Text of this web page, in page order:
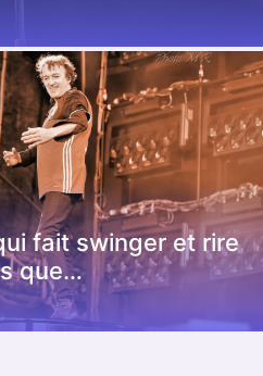
fait swinger et rire
que…